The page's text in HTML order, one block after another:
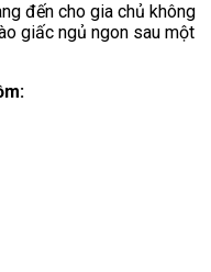
đến cho gia chủ không
giấc ngủ ngon sau một